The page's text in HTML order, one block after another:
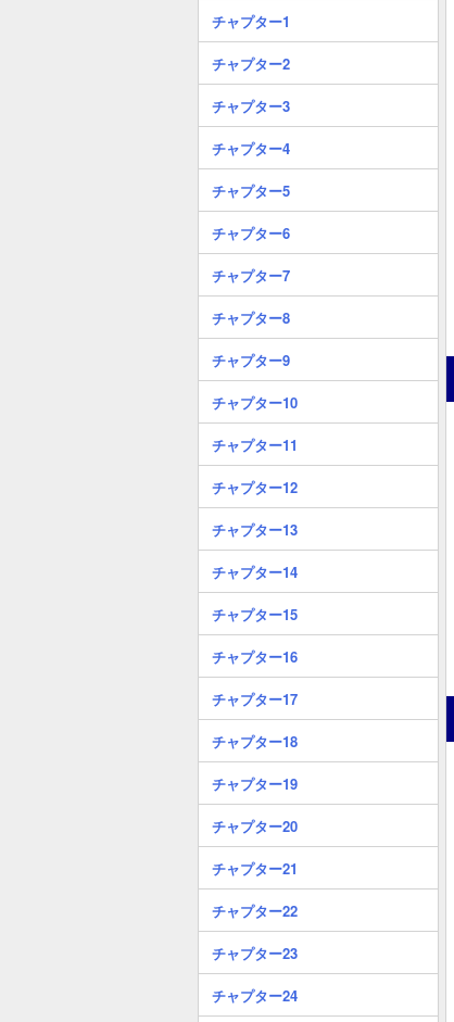
チャプター1
チャプター2
チャプター3
チャプター4
チャプター5
チャプター6
チャプター7
チャプター8
チャプター9
チャプター10
チャプター11
チャプター12
チャプター13
チャプター14
チャプター15
チャプター16
チャプター17
チャプター18
チャプター19
チャプター20
チャプター21
チャプター22
チャプター23
チャプター24